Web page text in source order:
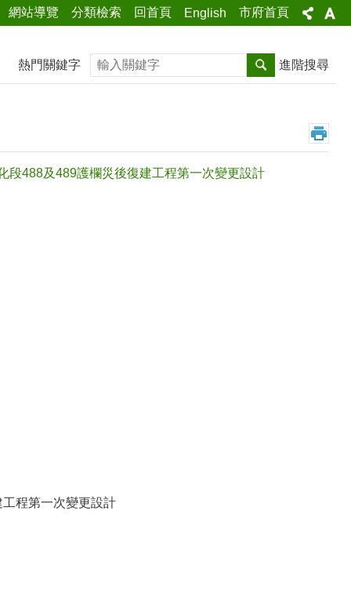
網站導覽 分類檢索 回首頁 English 市府首頁
熱門關鍵字 搜尋 進階搜尋
段488及489護欄災後復建工程第一次變更設計
程第一次變更設計